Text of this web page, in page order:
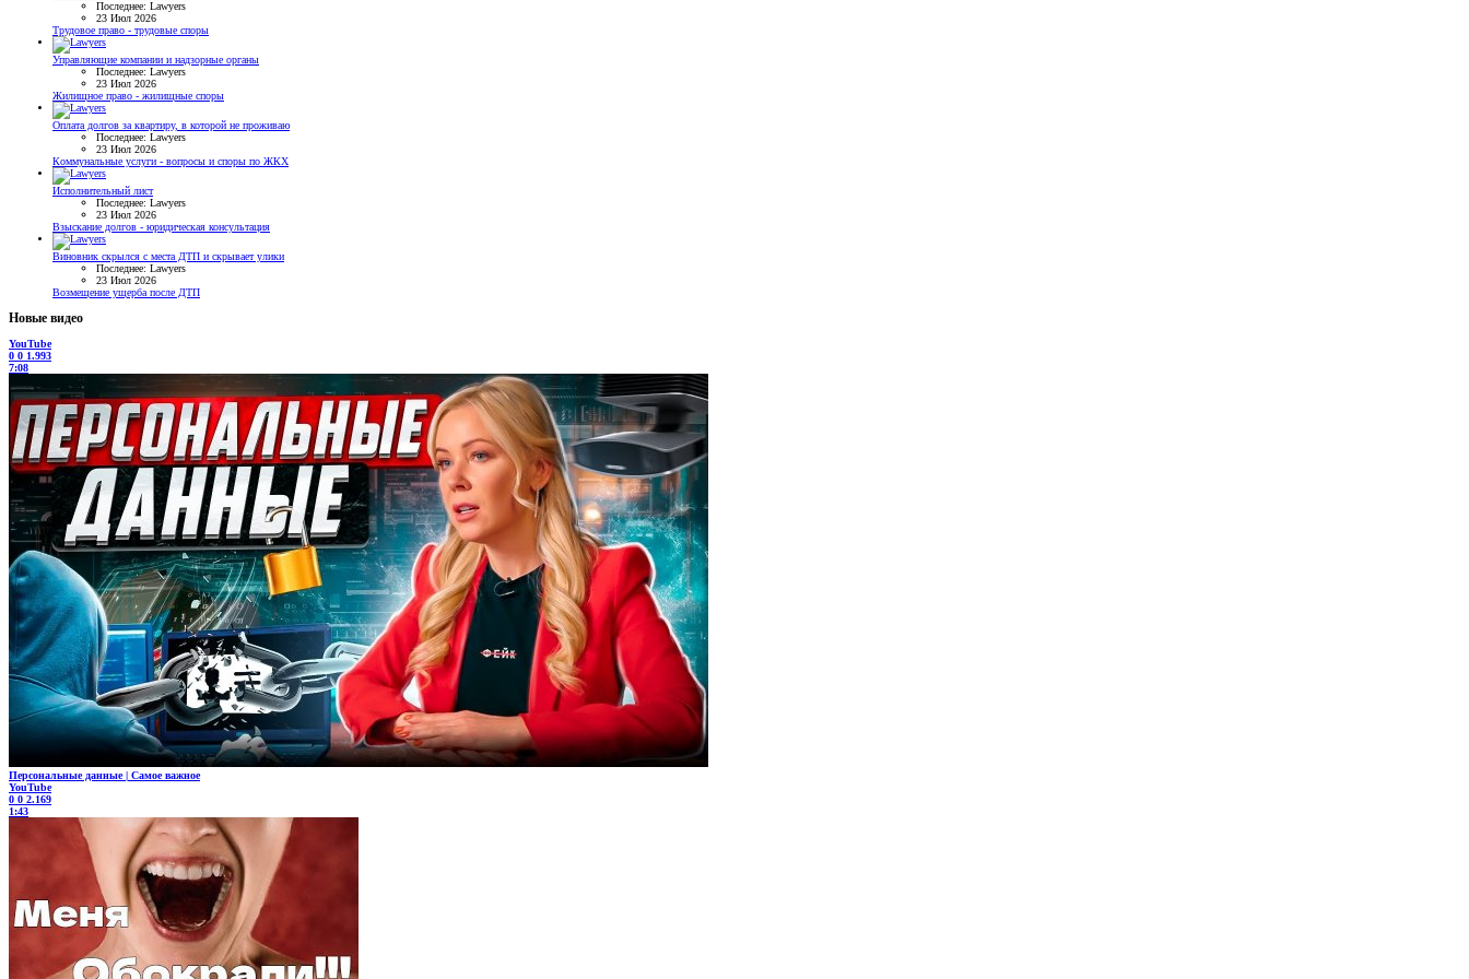
Последнее: Lawyers
23 Июл 2026
Трудовое право - трудовые споры
Управляющие компании и надзорные органы
Последнее: Lawyers
23 Июл 2026
Жилищное право - жилищные споры
Оплата долгов за квартиру, в которой не проживаю
Последнее: Lawyers
23 Июл 2026
Коммунальные услуги - вопросы и споры по ЖКХ
Исполнительный лист
Последнее: Lawyers
23 Июл 2026
Взыскание долгов - юридическая консультация
Виновник скрылся с места ДТП и скрывает улики
Последнее: Lawyers
23 Июл 2026
Возмещение ущерба после ДТП
Новые видео
YouTube
0 0 1.993
7:08
Персональные данные | Самое важное
YouTube
0 0 2.169
1:43